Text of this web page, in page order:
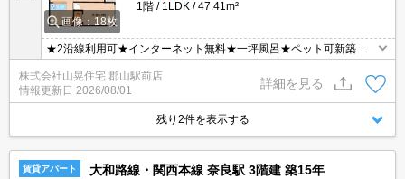
画像：18枚
1階
1LDK 47.41m²
★2沿線利用可★インターネット無料★一坪風呂★ペット可新築★
北郡山エリアにペット飼育可能な新築物件が募集開始♪NURO光の無
料ネット導入済み！さらに都市ガス仕様でお得♪♪人気のカウンター
キッチンや一坪風呂など設備にもご注目！エアコン2台完備もうれ
しいポイント！
株式会社山晃住宅 郡山駅前店
情報更新日 2026/08/01
詳細を見る
残り2件を表示する
賃貸アパート 大和路線・関西本線 奈良駅 3階建 築15年